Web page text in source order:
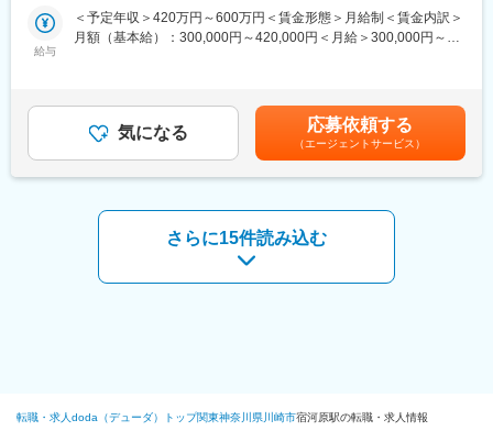
をしています。良いアイデアは成功事例として他店に共有される
ので、意欲的な人ほどやりがいを感じられるはずです
■配属先情報：
店舗ごとに多少異なりますが、各店の人員はアルバイトも含めて
20～40名。各部門は3～5名体制です。
下記いずれかの店舗に配属となります。
久地店、長沢店、糀谷店
り、公休日が決まっています。※他メンバーと相談の上で固定で曜
日を確定しています。
関西を中心に110店舗以上（関東に6店舗）展開する食品スーパー
給与
＜予定年収＞420万円～600万円＜賃金形態＞月給制＜賃金内訳＞
月額（基本給）：300,000円～420,000円＜月給＞300,000円～
気になる 応募依頼する
（エージェントサービス）
さらに15件読み込む
転職・求人doda（デューダ）トップ関東神奈川県 川崎市宿河原駅の転職・求人情報